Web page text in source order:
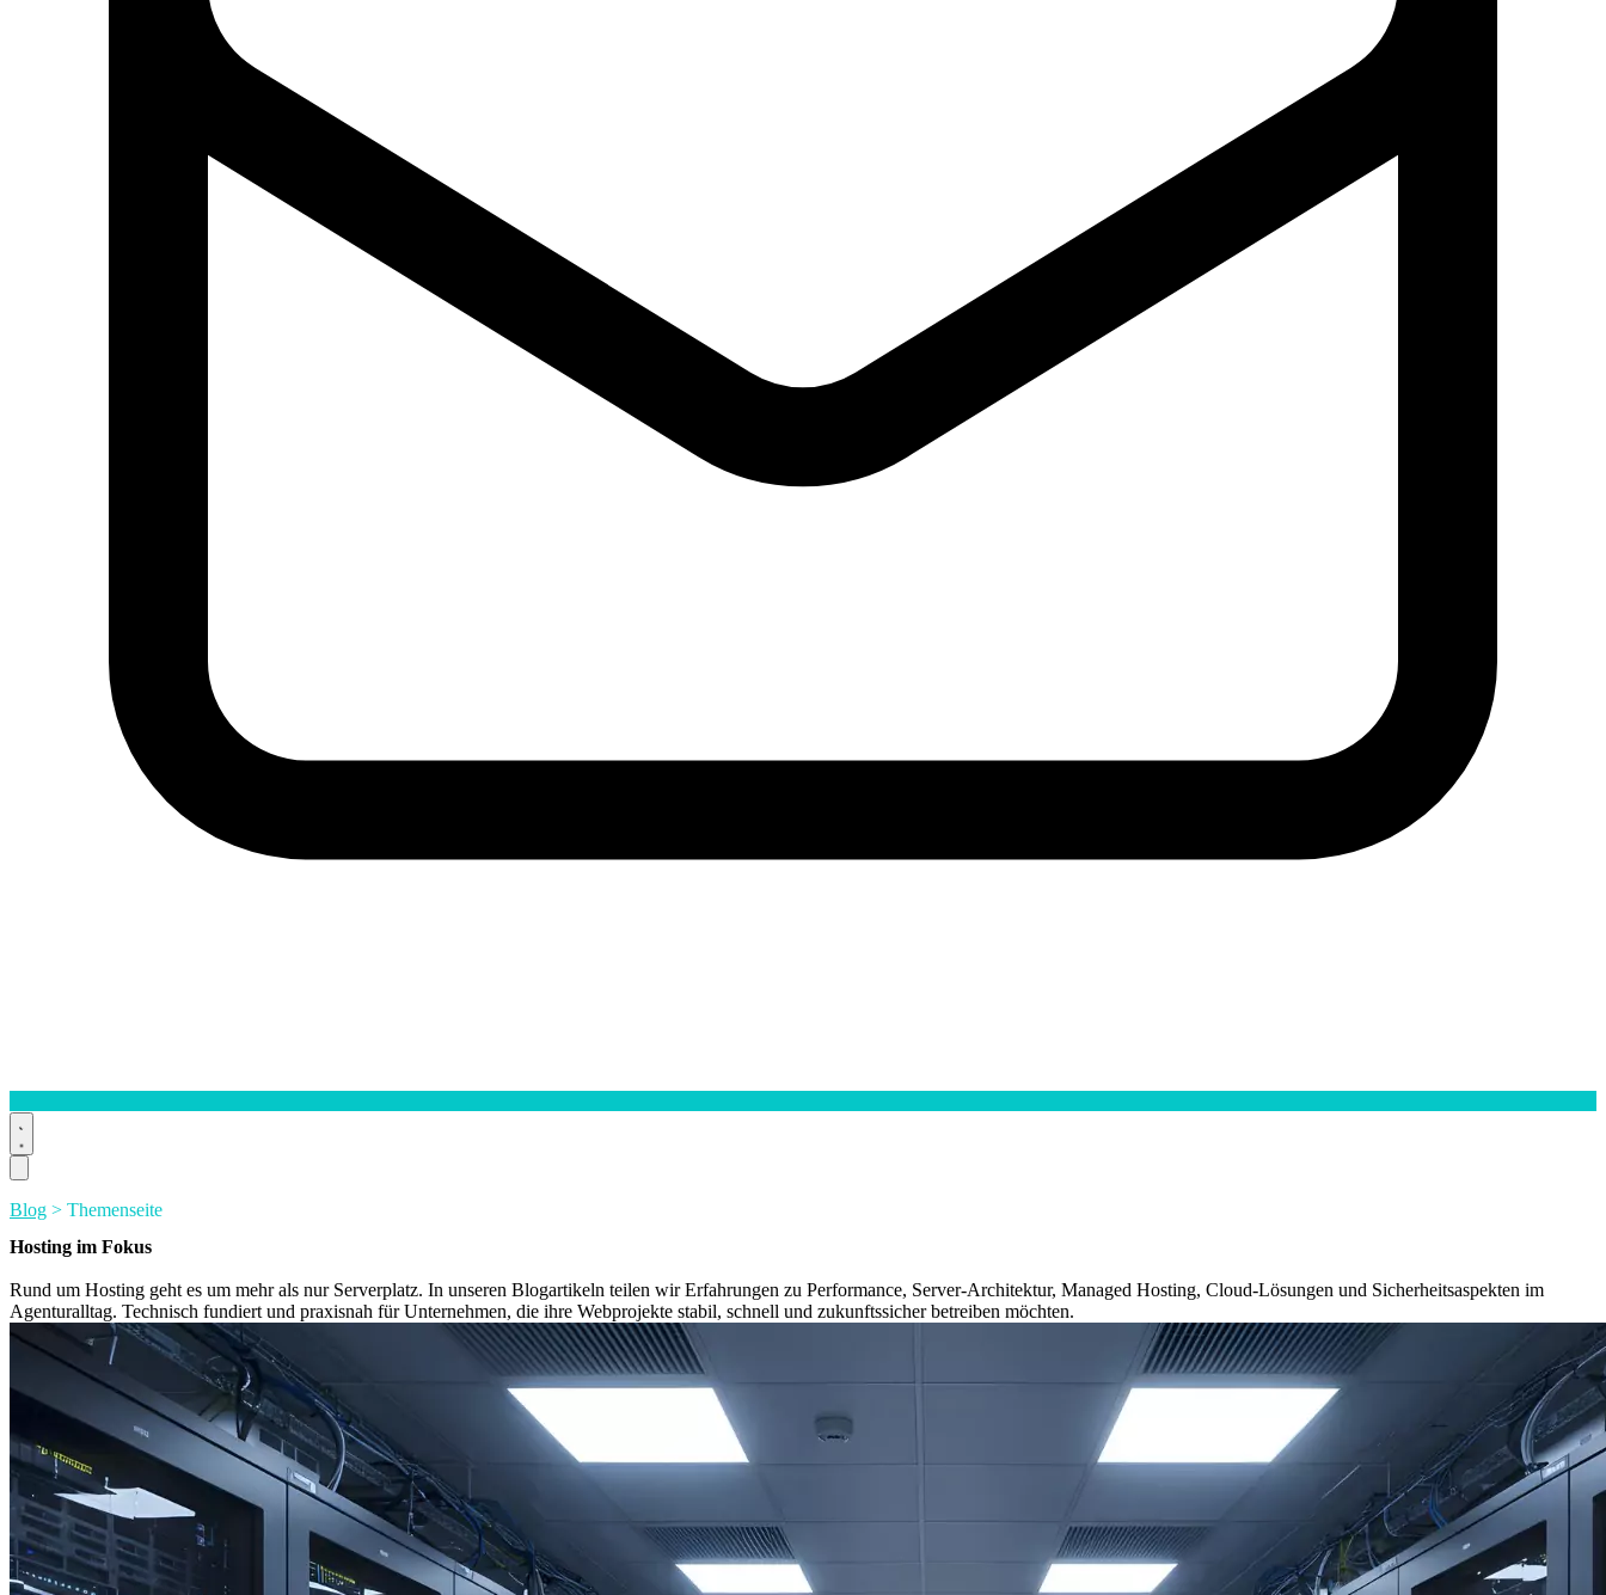
Blog > Themenseite
Hosting im Fokus
Rund um Hosting geht es um mehr als nur Serverplatz. In unseren Blogartikeln teilen wir Erfahrungen zu Performance, Server-Architektur, Managed Hosting, Cloud-Lösungen und Sicherheitsaspekten im
Agenturalltag. Technisch fundiert und praxisnah für Unternehmen, die ihre Webprojekte stabil, schnell und zukunftssicher betreiben möchten.